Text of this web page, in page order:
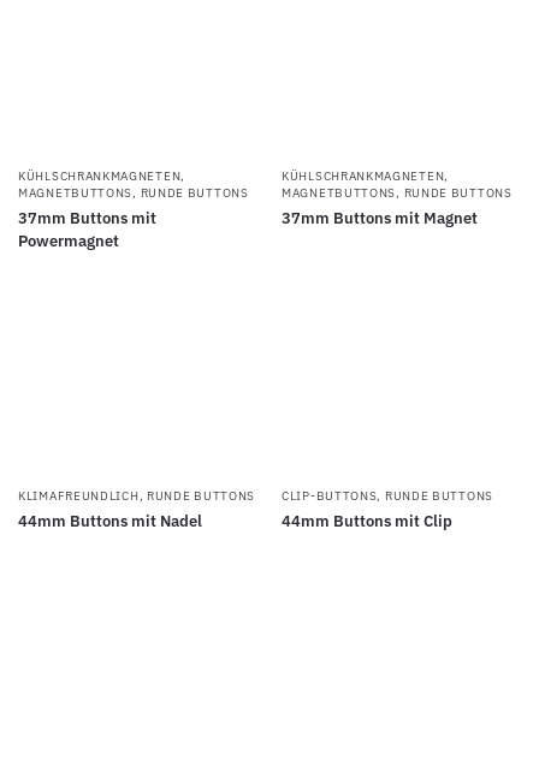
KÜHLSCHRANKMAGNETEN,
MAGNETBUTTONS, RUNDE BUTTONS
37mm Buttons mit
Powermagnet
KÜHLSCHRANKMAGNETEN,
MAGNETBUTTONS, RUNDE BUTTONS
37mm Buttons mit Magnet
KLIMAFREUNDLICH, RUNDE BUTTONS
44mm Buttons mit Nadel
CLIP-BUTTONS, RUNDE BUTTONS
44mm Buttons mit Clip